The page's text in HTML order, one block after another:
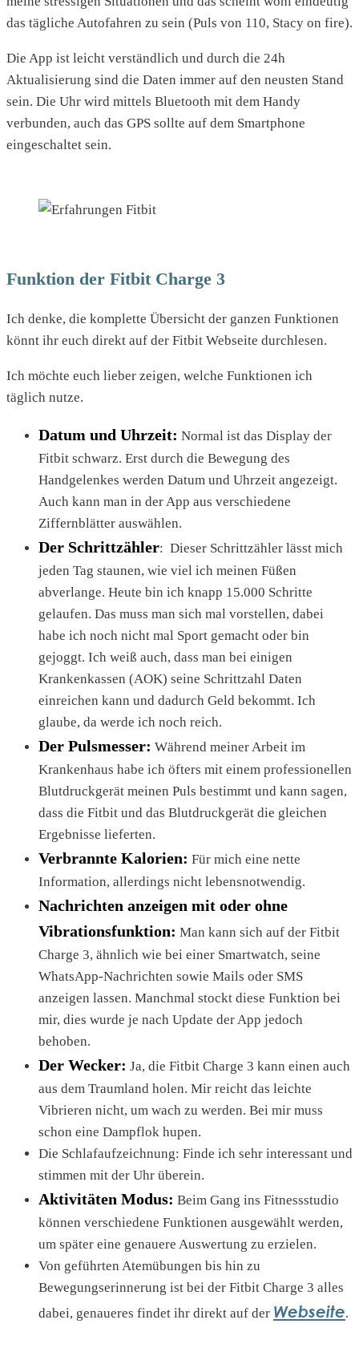
das tägliche Autofahren zu sein (Puls von 110, Stacy on fire).
Die App ist leicht verständlich und durch die 24h
Aktualisierung sind die Daten immer auf den neusten Stand
sein. Die Uhr wird mittels Bluetooth mit dem Handy
verbunden, auch das GPS sollte auf dem Smartphone
eingeschaltet sein.
Funktion der Fitbit Charge 3
Ich denke, die komplette Übersicht der ganzen Funktionen
könnt ihr euch direkt auf der Fitbit Webseite durchlesen.
Ich möchte euch lieber zeigen, welche Funktionen ich
täglich nutze.
Datum und Uhrzeit: Normal ist das Display der
Fitbit schwarz. Erst durch die Bewegung des
Handgelenkes werden Datum und Uhrzeit angezeigt.
Auch kann man in der App aus verschiedene
Ziffernblätter auswählen.
Der Schrittzähler: Dieser Schrittzähler lässt mich
jeden Tag staunen, wie viel ich meinen Füßen
abverlange. Heute bin ich knapp 15.000 Schritte
gelaufen. Das muss man sich mal vorstellen, dabei
habe ich noch nicht mal Sport gemacht oder bin
gejoggt. Ich weiß auch, dass man bei einigen
Krankenkassen (AOK) seine Schrittzahl Daten
einreichen kann und dadurch Geld bekommt. Ich
glaube, da werde ich noch reich.
Der Pulsmesser: Während meiner Arbeit im
Krankenhaus habe ich öfters mit einem professionellen
Blutdruckgerät meinen Puls bestimmt und kann sagen,
dass die Fitbit und das Blutdruckgerät die gleichen
Ergebnisse lieferten.
Verbrannte Kalorien: Für mich eine nette
Information, allerdings nicht lebensnotwendig.
Nachrichten anzeigen mit oder ohne
Vibrationsfunktion: Man kann sich auf der Fitbit
Charge 3, ähnlich wie bei einer Smartwatch, seine
WhatsApp-Nachrichten sowie Mails oder SMS
anzeigen lassen. Manchmal stockt diese Funktion bei
mir, dies wurde je nach Update der App jedoch
behoben.
Der Wecker: Ja, die Fitbit Charge 3 kann einen auch
aus dem Traumland holen. Mir reicht das leichte
Vibrieren nicht, um wach zu werden. Bei mir muss
schon eine Dampflok hupen.
Die Schlafaufzeichnung: Finde ich sehr interessant und
stimmen mit der Uhr überein.
Aktivitäten Modus: Beim Gang ins Fitnessstudio
können verschiedene Funktionen ausgewählt werden,
um später eine genauere Auswertung zu erzielen.
Von geführten Atemübungen bis hin zu
Bewegungserinnerung ist bei der Fitbit Charge 3 alles
dabei, genaueres findet ihr direkt auf der Webseite.